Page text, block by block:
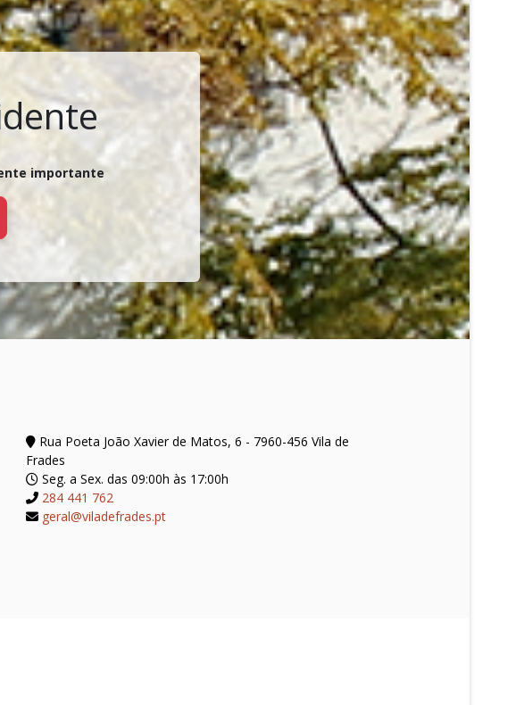
importante
Rua Poeta João Xavier de Matos, 6 - 7960-456 Vila de
Frades
Seg. a Sex. das 09:00h às 17:00h
284 441 762
geral@viladefrades.pt